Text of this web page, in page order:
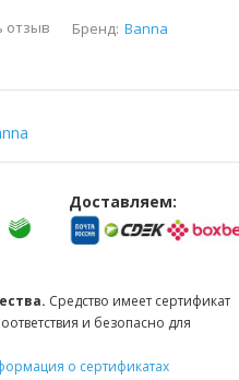
отзыв Бренд: Banna
Доставляем:
Средство имеет сертификат
и безопасно для
о сертификатах